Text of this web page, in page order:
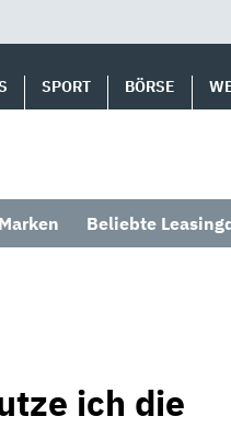
SPORT BÖRSE
Marken Beliebte
ich die